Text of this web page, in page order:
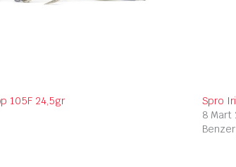
105F 24,5gr
Spro
8 Mart
Benzer